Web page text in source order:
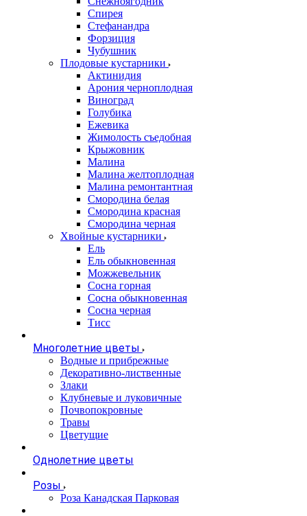
Спирея
Стефанандра
Форзиция
Чубушник
Плодовые кустарники
Актинидия
Арония черноплодная
Виноград
Голубика
Ежевика
Жимолость съедобная
Крыжовник
Малина
Малина желтоплодная
Малина ремонтантная
Смородина белая
Смородина красная
Смородина черная
Хвойные кустарники
Ель
Ель обыкновенная
Можжевельник
Сосна горная
Сосна обыкновенная
Сосна черная
Тисс
Многолетние цветы
Водные и прибрежные
Декоративно-лиственные
Злаки
Клубневые и луковичные
Почвопокровные
Травы
Цветущие
Однолетние цветы
Розы
Роза Канадская Парковая